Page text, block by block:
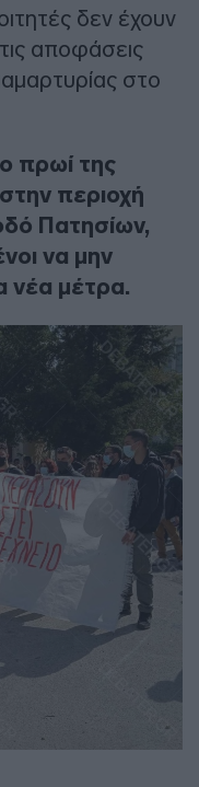
δεν έχουν
αποφάσεις
στο
πρωί της
περιοχή
Πατησίων,
να μην
νέα μέτρα.